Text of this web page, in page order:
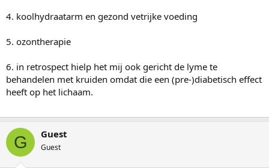
4. koolhydraatarm en gezond vetrijke voeding
5. ozontherapie
6. in retrospect hielp het mij ook gericht de lyme te
behandelen met kruiden omdat die een (pre-)diabetisch effect
heeft op het lichaam.
G Guest
Guest